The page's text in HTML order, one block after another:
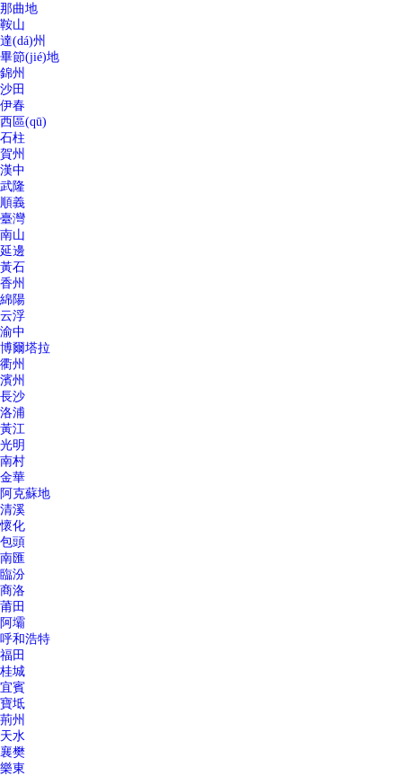
那曲地
鞍山
達(dá)州
畢節(jié)地
錦州
沙田
伊春
西區(qū)
石柱
賀州
漢中
武隆
順義
臺灣
南山
延邊
黃石
香州
綿陽
云浮
渝中
博爾塔拉
衢州
濱州
長沙
洛浦
黃江
光明
南村
金華
阿克蘇地
清溪
懷化
包頭
南匯
臨汾
商洛
莆田
阿壩
呼和浩特
福田
桂城
宜賓
寶坻
荊州
天水
襄樊
樂東